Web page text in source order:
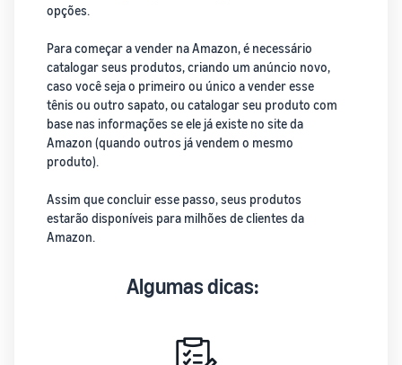
opções.
Para começar a vender na Amazon, é necessário
catalogar seus produtos, criando um anúncio novo,
caso você seja o primeiro ou único a vender esse
tênis ou outro sapato, ou catalogar seu produto com
base nas informações se ele já existe no site da
Amazon (quando outros já vendem o mesmo
produto).
Assim que concluir esse passo, seus produtos
estarão disponíveis para milhões de clientes da
Amazon.
Algumas dicas: